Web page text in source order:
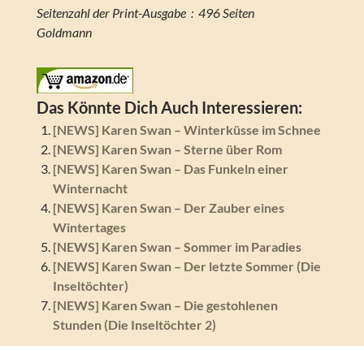
Seitenzahl der Print-Ausgabe ‏ : ‎ 496 Seiten
Goldmann
Das Könnte Dich Auch Interessieren:
[NEWS] Karen Swan – Winterküsse im Schnee
[NEWS] Karen Swan – Sterne über Rom
[NEWS] Karen Swan – Das Funkeln einer
Winternacht
[NEWS] Karen Swan – Der Zauber eines
Wintertages
[NEWS] Karen Swan – Sommer im Paradies
[NEWS] Karen Swan – Der letzte Sommer (Die
Inseltöchter)
[NEWS] Karen Swan – Die gestohlenen
Stunden (Die Inseltöchter 2)